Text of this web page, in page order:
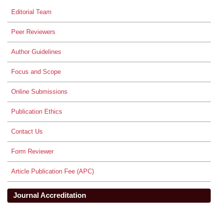
Editorial Team
Peer Reviewers
Author Guidelines
Focus and Scope
Online Submissions
Publication Ethics
Contact Us
Form Reviewer
Article Publication Fee (APC)
Journal Accreditation